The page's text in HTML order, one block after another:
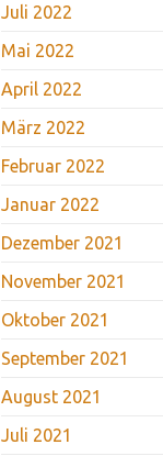
Juli 2022
Mai 2022
April 2022
März 2022
Februar 2022
Januar 2022
Dezember 2021
November 2021
Oktober 2021
September 2021
August 2021
Juli 2021